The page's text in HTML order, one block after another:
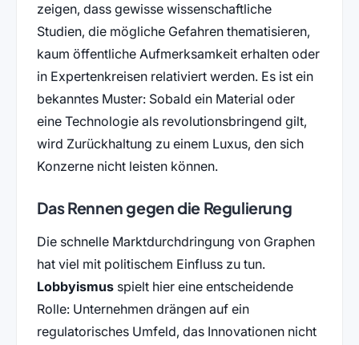
zeigen, dass gewisse wissenschaftliche
Studien, die mögliche Gefahren thematisieren,
kaum öffentliche Aufmerksamkeit erhalten oder
in Expertenkreisen relativiert werden. Es ist ein
bekanntes Muster: Sobald ein Material oder
eine Technologie als revolutionsbringend gilt,
wird Zurückhaltung zu einem Luxus, den sich
Konzerne nicht leisten können.
Das Rennen gegen die Regulierung
Die schnelle Marktdurchdringung von Graphen
hat viel mit politischem Einfluss zu tun.
Lobbyismusspielt hier eine entscheidende
Rolle: Unternehmen drängen auf ein
regulatorisches Umfeld, das Innovationen nicht